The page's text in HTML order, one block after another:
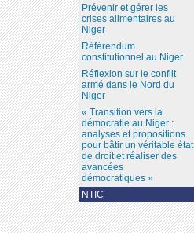
Prévenir et gérer les
crises alimentaires au
Niger
Référendum
constitutionnel au Niger
Réflexion sur le conflit
armé dans le Nord du
Niger
« Transition vers la
démocratie au Niger :
analyses et propositions
pour bâtir un véritable état
de droit et réaliser des
avancées
démocratiques »
NTIC